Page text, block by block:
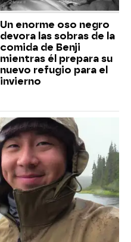
Un enorme oso negro
devora las sobras de la
comida de Benji
mientras él prepara su
nuevo refugio para el
invierno